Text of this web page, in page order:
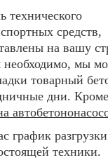
средств,
на вашу
мы
товарный
дни.
график
техники.